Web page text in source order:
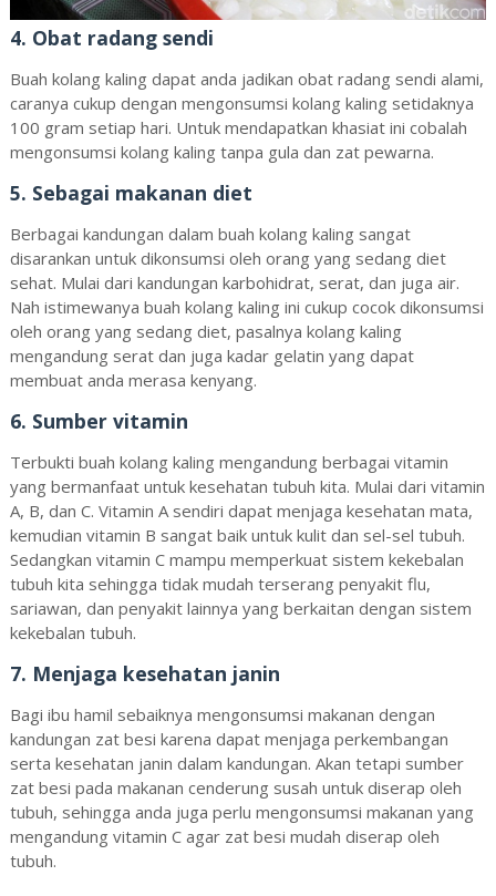
4. Obat radang sendi
Buah kolang kaling dapat anda jadikan obat radang sendi alami,
caranya cukup dengan mengonsumsi kolang kaling setidaknya
100 gram setiap hari. Untuk mendapatkan khasiat ini cobalah
mengonsumsi kolang kaling tanpa gula dan zat pewarna.
5. Sebagai makanan diet
Berbagai kandungan dalam buah kolang kaling sangat
disarankan untuk dikonsumsi oleh orang yang sedang diet
sehat. Mulai dari kandungan karbohidrat, serat, dan juga air.
Nah istimewanya buah kolang kaling ini cukup cocok dikonsumsi
oleh orang yang sedang diet, pasalnya kolang kaling
mengandung serat dan juga kadar gelatin yang dapat
membuat anda merasa kenyang.
6. Sumber vitamin
Terbukti buah kolang kaling mengandung berbagai vitamin
yang bermanfaat untuk kesehatan tubuh kita. Mulai dari vitamin
A, B, dan C. Vitamin A sendiri dapat menjaga kesehatan mata,
kemudian vitamin B sangat baik untuk kulit dan sel-sel tubuh.
Sedangkan vitamin C mampu memperkuat sistem kekebalan
tubuh kita sehingga tidak mudah terserang penyakit flu,
sariawan, dan penyakit lainnya yang berkaitan dengan sistem
kekebalan tubuh.
7. Menjaga kesehatan janin
Bagi ibu hamil sebaiknya mengonsumsi makanan dengan
kandungan zat besi karena dapat menjaga perkembangan
serta kesehatan janin dalam kandungan. Akan tetapi sumber
zat besi pada makanan cenderung susah untuk diserap oleh
tubuh, sehingga anda juga perlu mengonsumsi makanan yang
mengandung vitamin C agar zat besi mudah diserap oleh
tubuh.